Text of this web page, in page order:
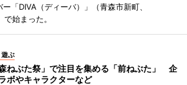
「DIVA（ディーバ）」（青森市新町、
始まった。
遊ぶ
森ねぶた祭」で注目を集める「前ねぶた」 企
ボやキャラクターなど